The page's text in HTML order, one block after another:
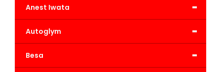
-
Anest Iwata
-
Autoglym
-
Besa